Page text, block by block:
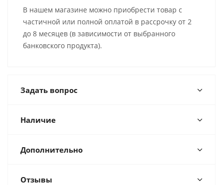
В нашем магазине можно приобрести товар с
частичной или полной оплатой в рассрочку от 2
до 8 месяцев (в зависимости от выбранного
банковского продукта).
Задать вопрос
Наличие
Дополнительно
Отзывы